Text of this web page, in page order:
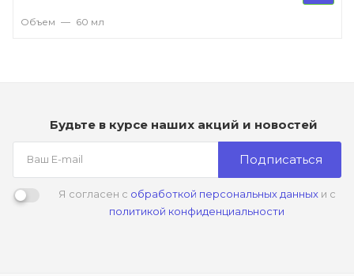
Объем — 60 мл
Будьте в курсе наших акций и новостей
Подписаться
Я согласен с обработкой персональных данныхи с
политикой конфиденциальности